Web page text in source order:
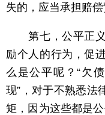
失的，应当承担赔偿
第七，公平正义
励个人的行为，促
么是公平呢？“欠
现”，对于不熟悉法
矩，因为这些都是